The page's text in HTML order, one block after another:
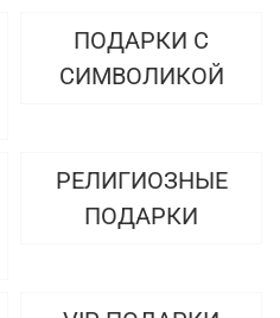
ПОДАРКИ С
СИМВОЛИКОЙ
РЕЛИГИОЗНЫЕ
ПОДАРКИ